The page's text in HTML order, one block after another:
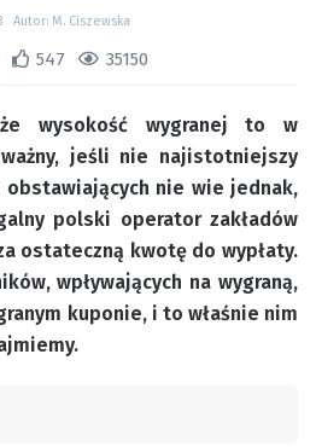
Autor: M. Ciszewska
547 35150
wysokość wygranej to w
jeśli nie najistotniejszy
nie wie jednak,
polski operator zakładów
ostateczną kwotę do wypłaty.
wpływających na wygraną,
kuponie, i to właśnie nim